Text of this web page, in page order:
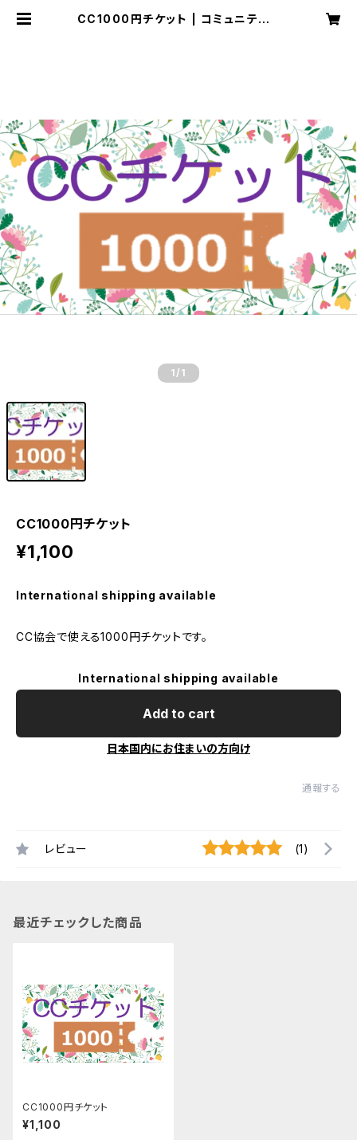
CC1000円チケット | コミュニティカ
1 /1
CC1000円チケット
¥1,100
International shipping available
CC協会で使える1000円チケットです。
International shipping available
Add to cart
日本国内にお住まいの方向け
通報する
レビュー (1)
最近チェックした商品
CC1000円チケット
¥1,100